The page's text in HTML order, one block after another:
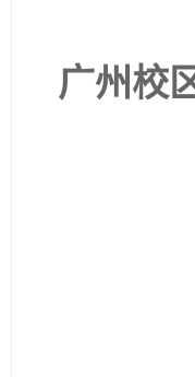
广州校